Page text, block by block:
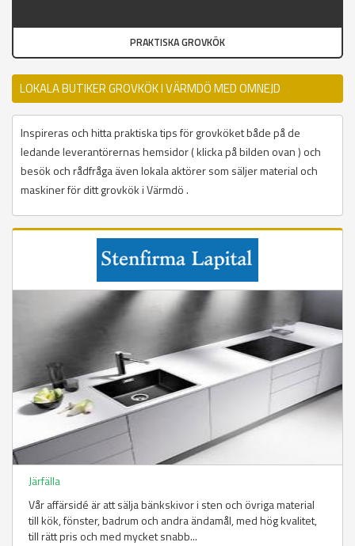
PRAKTISKA GROVKÖK
LOKALA BUTIKER GROVKÖK I VÄRMDÖ MED OMNEJD
Inspireras och hitta praktiska tips för grovköket både på de
ledande leverantörernas hemsidor ( klicka på bilden ovan ) och
besök och rådfråga även lokala aktörer som säljer material och
maskiner för ditt grovkök i Värmdö .
Järfälla
Vår affärsidé är att sälja bänkskivor i sten och övriga material
till kök, fönster, badrum och andra ändamål, med hög kvalitet,
till rätt pris och med mycket snabb...